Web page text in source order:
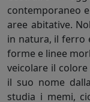
contemporaneo
aree abitative.
in natura, il ferro
forme e linee
veicolare il
il suo nome
studia i memi,